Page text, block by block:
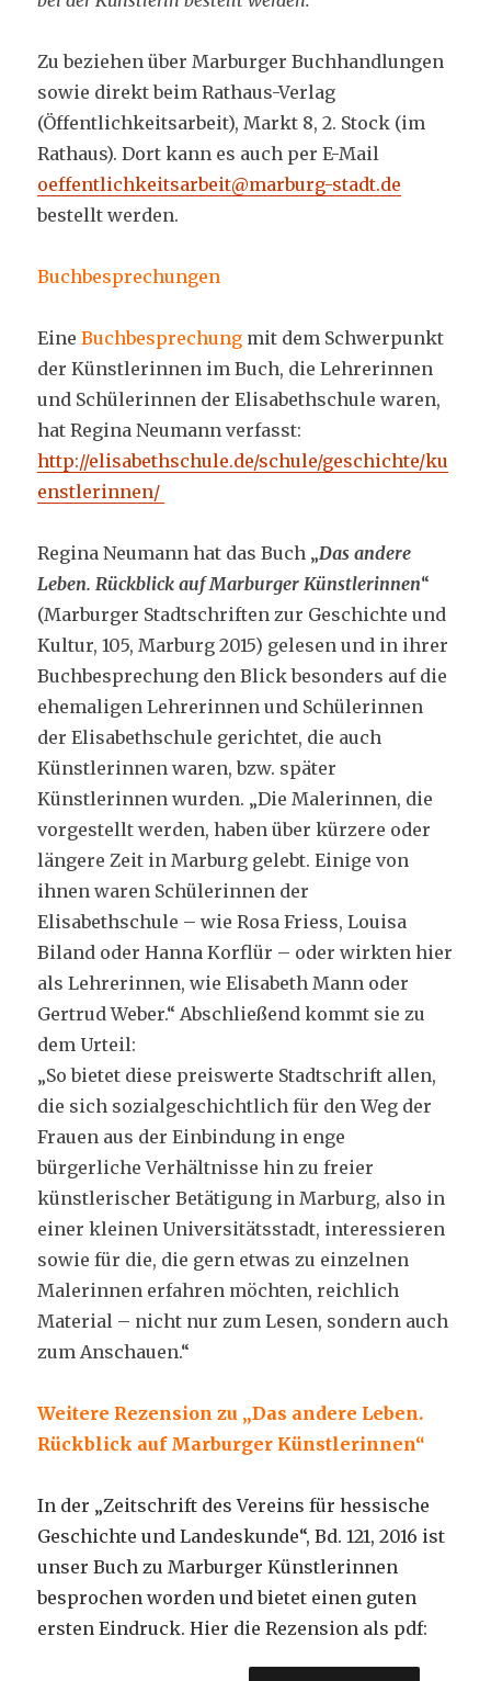
Zu beziehen über Marburger Buchhandlungen
sowie direkt beim Rathaus-Verlag
(Öffentlichkeitsarbeit), Markt 8, 2. Stock (im
Rathaus). Dort kann es auch per E-Mail
oeffentlichkeitsarbeit@marburg-stadt.de
bestellt werden.
Buchbesprechungen
EineBuchbesprechung mit dem Schwerpunkt
der Künstlerinnen im Buch, die Lehrerinnen
und Schülerinnen der Elisabethschule waren,
hat Regina Neumann verfasst:
http://elisabethschule.de/schule/geschichte/ku
enstlerinnen/
Regina Neumann hat das Buch „Das andere
Leben. Rückblick auf Marburger Künstlerinnen“
(Marburger Stadtschriften zur Geschichte und
Kultur, 105, Marburg 2015) gelesen und in ihrer
Buchbesprechung den Blick besonders auf die
ehemaligen Lehrerinnen und Schülerinnen
der Elisabethschule gerichtet, die auch
Künstlerinnen waren, bzw. später
Künstlerinnen wurden. „Die Malerinnen, die
vorgestellt werden, haben über kürzere oder
längere Zeit in Marburg gelebt. Einige von
ihnen waren Schülerinnen der
Elisabethschule – wie Rosa Friess, Louisa
Biland oder Hanna Korflür – oder wirkten hier
als Lehrerinnen, wie Elisabeth Mann oder
Gertrud Weber.“ Abschließend kommt sie zu
dem Urteil:
„So bietet diese preiswerte Stadtschrift allen,
die sich sozialgeschichtlich für den Weg der
Frauen aus der Einbindung in enge
bürgerliche Verhältnisse hin zu freier
künstlerischer Betätigung in Marburg, also in
einer kleinen Universitätsstadt, interessieren
sowie für die, die gern etwas zu einzelnen
Malerinnen erfahren möchten, reichlich
Material – nicht nur zum Lesen, sondern auch
zum Anschauen.“
Weitere Rezension zu „Das andere Leben.
Rückblick auf Marburger Künstlerinnen“
In der „Zeitschrift des Vereins für hessische
Geschichte und Landeskunde“, Bd. 121, 2016 ist
unser Buch zu Marburger Künstlerinnen
besprochen worden und bietet einen guten
ersten Eindruck. Hier die Rezension als pdf: